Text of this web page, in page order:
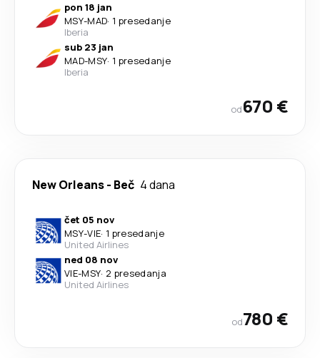
pon 18 jan
MSY-MAD· 1 presedanje
Iberia
sub 23 jan
MAD-MSY· 1 presedanje
Iberia
od670 €
New Orleans- Beč 4 dana
čet 05 nov
MSY-VIE· 1 presedanje
United Airlines
ned 08 nov
VIE-MSY· 2 presedanja
United Airlines
od780 €